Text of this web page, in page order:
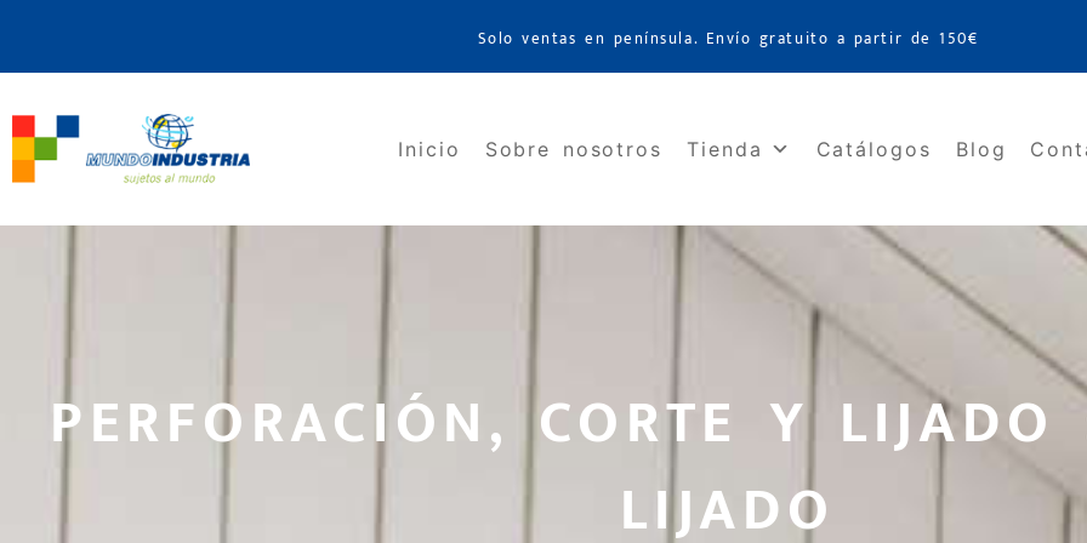
Solo ventas en península. Envío gratuito a partir de 150€
Inicio Sobre nosotros Tienda Catálogos Blog
PERFORACIÓN, CORTE Y
LIJADO